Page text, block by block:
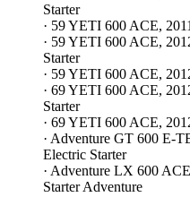
Starter
· 59 YETI 600 ACE,
· 59 YETI 600 ACE,
Starter
· 59 YETI 600 ACE,
· 69 YETI 600 ACE,
Starter
· 69 YETI 600 ACE,
· Adventure GT 600 E-
Electric Starter
· Adventure LX 600
Starter Adventure